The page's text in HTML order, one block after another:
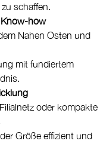
schaffen.
Know-how
Nahen Osten und
mit fundiertem
oder kompakte
Größe effizient und